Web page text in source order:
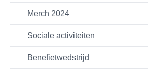
Merch 2024
Sociale activiteiten
Benefietwedstrijd